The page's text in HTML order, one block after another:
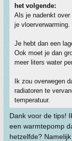
het volgende:
Als je nadenkt over
je vloerverwarming.
Je hebt dan een
Ook moet je dan
meer liters water
Ik zou overwegen
radiatoren te
temperatuur.
Dank voor de tips!
een warmtepomp
hetzelfde?